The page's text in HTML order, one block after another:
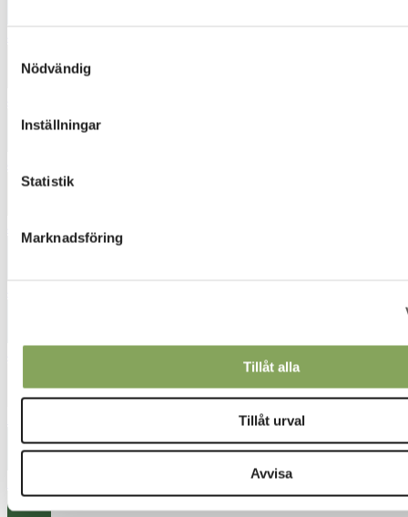
Nödvändig
Inställningar
Statistik
Marknadsföring
Tillåt alla
Tillåt urval
Avvisa